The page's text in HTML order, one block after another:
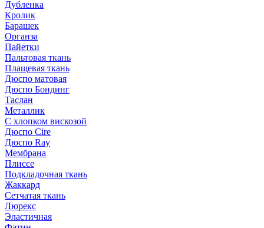
Дубленка
Кролик
Барашек
Органза
Пайетки
Пальтовая ткань
Плащевая ткань
Дюспо матовая
Дюспо Бондинг
Таслан
Металлик
С хлопком вискозой
Дюспо Cire
Дюспо Ray
Мембрана
Плиссе
Подкладочная ткань
Жаккард
Сетчатая ткань
Люрекс
Эластичная